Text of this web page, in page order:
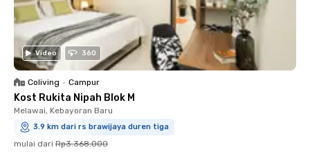
Video 360
Coliving • Campur
Kost Rukita Nipah Blok M
Melawai, Kebayoran Baru
3.9 km dari rs brawijaya duren tiga
mulai dari Rp3.368.000